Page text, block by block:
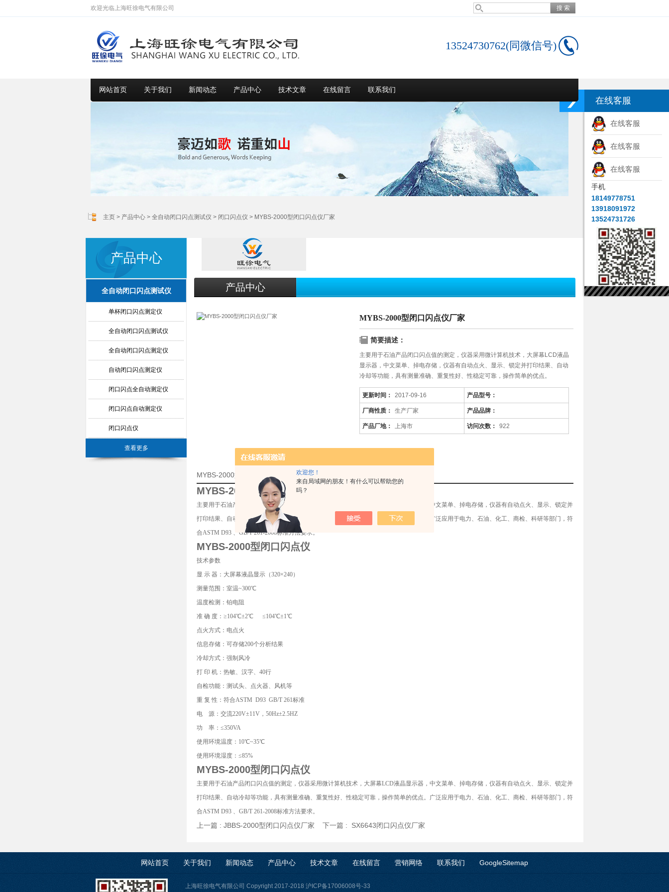
欢迎您！
来自局域网的朋友！有什么可以帮助您的
吗？
欢迎光临上海旺徐电气有限公司
13524730762(同微信号)
网站首页 关于我们 新闻动态 产品中心 技术文章 在线留言 联系我们
主页 > 产品中心 > 全自动闭口闪点测试仪 > 闭口闪点仪 > MYBS-2000型闭口闪点仪厂家
产品中心
全自动闭口闪点测试仪
单杯闭口闪点测定仪
全自动闭口闪点测试仪
全自动闭口闪点测定仪
自动闭口闪点测定仪
闭口闪点全自动测定仪
闭口闪点自动测定仪
闭口闪点仪
查看更多
产品中心
MYBS-2000型闭口闪点仪厂家
简要描述：
主要用于石油产品闭口闪点值的测定，仪器采用微计算机技术，大屏幕LCD液晶
显示器，中文菜单、掉电存储，仪器有自动点火、显示、锁定并打印结果、自动
冷却等功能，具有测量准确、重复性好、性稳定可靠，操作简单的优点。
更新时间： 2017-09-16 产品型号：
厂商性质： 生产厂家 产品品牌：
产品厂地： 上海市 访问次数： 922
MYBS-2000型闭口闪点仪厂家的详细资料：
MYBS-2000型闭口闪点仪
主要用于石油产品闭口闪点值的测定，仪器采用微计算机技术，大屏幕LCD液晶显示器，中文菜单、掉电存储，仪器有自动点火、显示、锁定并
打印结果、自动冷却等功能，具有测量准确、重复性好、性稳定可靠，操作简单的优点。广泛应用于电力、石油、化工、商检、科研等部门，符
合ASTM D93 、GB/T 261-2008标准方法要求。
MYBS-2000型闭口闪点仪
技术参数
显 示 器：大屏幕液晶显示（320×240）
测量范围：室温~300℃
温度检测：铂电阻
准 确 度：≥104℃±2℃ ≤104℃±1℃
点火方式：电点火
信息存储：可存储200个分析结果
冷却方式：强制风冷
打 印 机：热敏、汉字、40行
自检功能：测试头、点火器、风机等
重 复 性：符合ASTM D93 GB/T 261标准
电 源：交流220V±11V，50Hz±2.5HZ
功 率：≤350VA
使用环境温度：10℃~35℃
使用环境湿度：≤85%
MYBS-2000型闭口闪点仪
主要用于石油产品闭口闪点值的测定，仪器采用微计算机技术，大屏幕LCD液晶显示器，中文菜单、掉电存储，仪器有自动点火、显示、锁定并
打印结果、自动冷却等功能，具有测量准确、重复性好、性稳定可靠，操作简单的优点。广泛应用于电力、石油、化工、商检、科研等部门，符
合ASTM D93 、GB/T 261-2008标准方法要求。
上一篇 : JBBS-2000型闭口闪点仪厂家 下一篇 : SX6643闭口闪点仪厂家
网站首页 关于我们 新闻动态 产品中心 技术文章 在线留言 营销网络 联系我们 GoogleSitemap
上海旺徐电气有限公司 Copyright 2017-2018 沪ICP备17006008号-33
在线客服
在线客服
在线客服
在线客服
手机
18149778751
13918091972
13524731726